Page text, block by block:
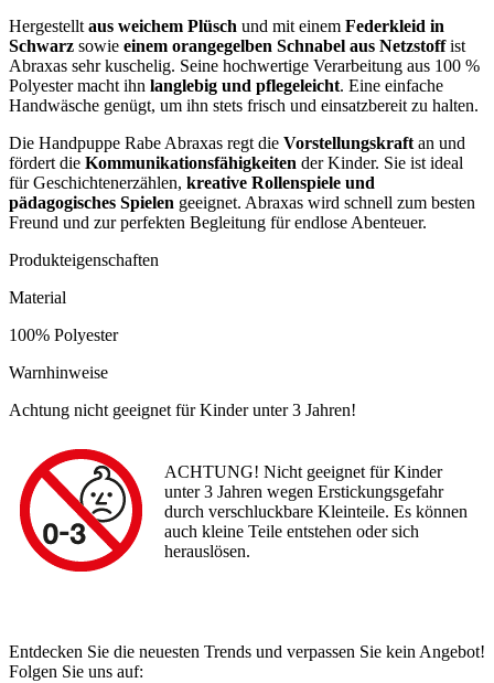
Hergestellt aus weichem Plüsch und mit einem Federkleid in
Schwarz sowie einem orangegelben Schnabel aus Netzstoffist
Abraxas sehr kuschelig. Seine hochwertige Verarbeitung aus 100 %
Polyester macht ihn langlebig und pflegeleicht. Eine einfache
Handwäsche genügt, um ihn stets frisch und einsatzbereit zu halten.
Die Handpuppe Rabe Abraxas regt die Vorstellungskraft an und
fördert die Kommunikationsfähigkeiten der Kinder. Sie ist ideal
für Geschichtenerzählen, kreative Rollenspiele und
pädagogisches Spielen geeignet. Abraxas wird schnell zum besten
Freund und zur perfekten Begleitung für endlose Abenteuer.
Produkteigenschaften
Material
100% Polyester
Warnhinweise
Achtung nicht geeignet für Kinder unter 3 Jahren!
ACHTUNG! Nicht geeignet für Kinder
unter 3 Jahren wegen Erstickungsgefahr
durch verschluckbare Kleinteile. Es können
auch kleine Teile entstehen oder sich
herauslösen.
Entdecken Sie die neuesten Trends und verpassen Sie kein Angebot!
Folgen Sie uns auf: